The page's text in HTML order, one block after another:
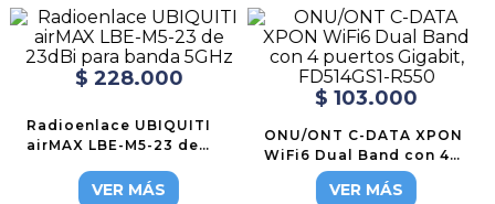
$ 228.000
Radioenlace UBIQUITI
airMAX LBE-M5-23 de
VER MÁS
$ 103.000
ONU/ONT C-DATA XPON
WiFi6 Dual Band con 4
puertos Gigabit,
FD514GS1-R550
VER MÁS